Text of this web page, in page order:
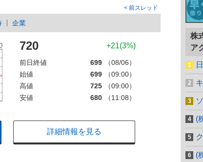
前スレッド
企業
720 +21(3%)
前日終値 699
（08/06）
始値
699
（09:00）
高値
725
（09:00）
安値
680 （11:08）
詳細情報を見る
株
ア
(
(